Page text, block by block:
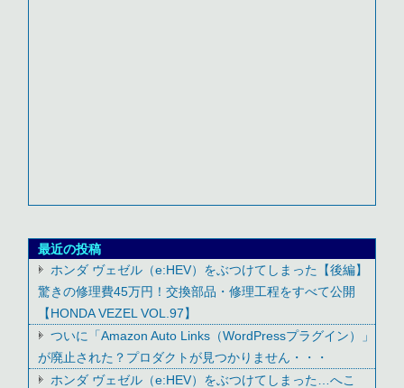
最近の投稿
ホンダ ヴェゼル（e:HEV）をぶつけてしまった【後編】
驚きの修理費45万円！交換部品・修理工程をすべて公開
【HONDA VEZEL VOL.97】
ついに「Amazon Auto Links（WordPressプラグイン）」
が廃止された？プロダクトが見つかりません・・・
ホンダ ヴェゼル（e:HEV）をぶつけてしまった…へこ